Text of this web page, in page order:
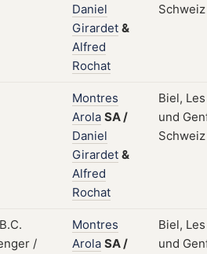
Daniel
Girardet &
Alfred
Rochat
Schweiz
Montres
Arola SA/
Daniel
Girardet &
Alfred
Rochat
Biel,
und
Schweiz
Montres
Arola SA/
Biel,
und